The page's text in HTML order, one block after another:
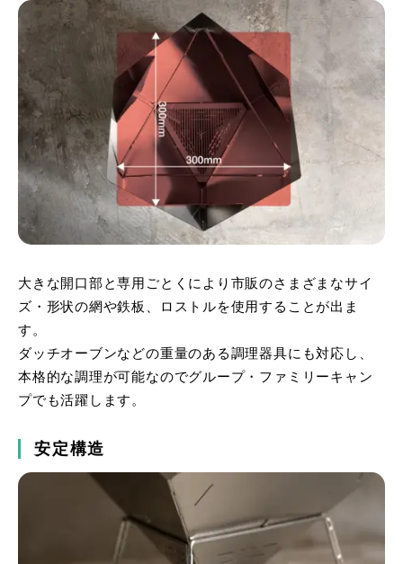
大きな開口部と専用ごとくにより市販のさまざまなサイ
ズ・形状の網や鉄板、ロストルを使用することが出ま
す。
ダッチオーブンなどの重量のある調理器具にも対応し、
本格的な調理が可能なのでグループ・ファミリーキャン
プでも活躍します。
安定構造